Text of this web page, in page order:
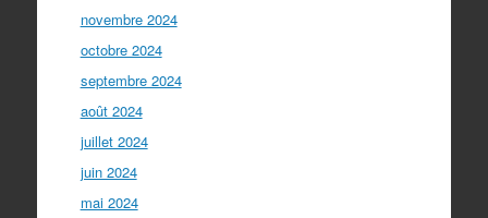
novembre 2024
octobre 2024
septembre 2024
août 2024
juillet 2024
juin 2024
mai 2024